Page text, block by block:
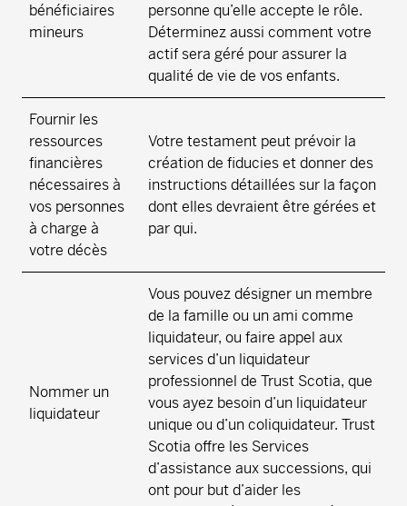
bénéficiaires
mineurs
personne qu’elle accepte le rôle.
Déterminez aussi comment votre
actif sera géré pour assurer la
qualité de vie de vos enfants.
Fournir les
ressources
financières
nécessaires à
vos personnes
à charge à
votre décès
Votre testament peut prévoir la
création de fiducies et donner des
instructions détaillées sur la façon
dont elles devraient être gérées et
par qui.
Nommer un
liquidateur
Vous pouvez désigner un membre
de la famille ou un ami comme
liquidateur, ou faire appel aux
services d’un liquidateur
professionnel de Trust Scotia, que
vous ayez besoin d’un liquidateur
unique ou d’un coliquidateur. Trust
Scotia offre les Services
d’assistance aux successions, qui
ont pour but d’aider les